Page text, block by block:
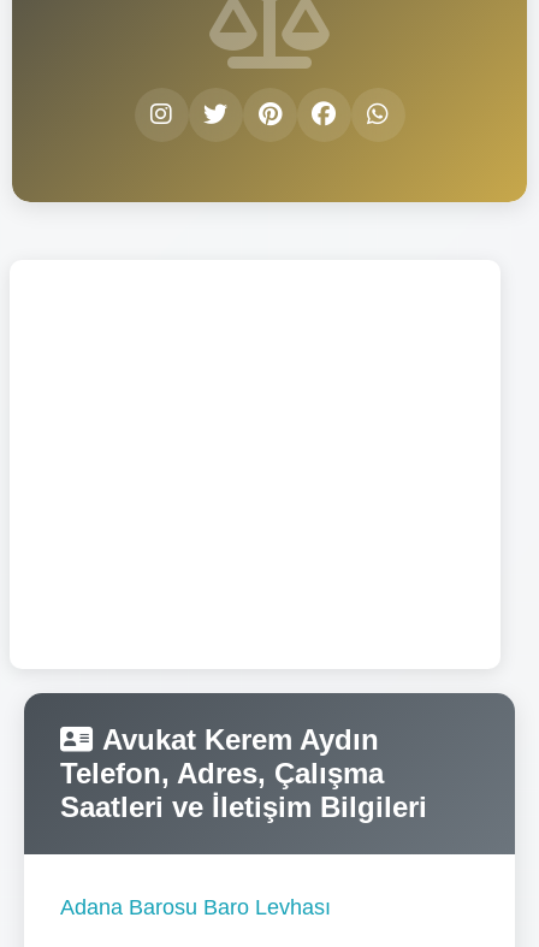
Avukat Kerem Aydın
Telefon, Adres, Çalışma
Saatleri ve İletişim Bilgileri
Adana Barosu Baro Levhası